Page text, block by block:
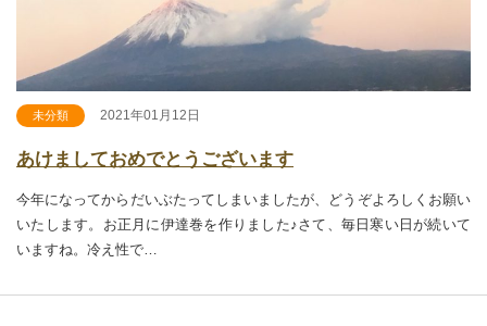
未分類 2021年01月12日
あけましておめでとうございます
今年になってからだいぶたってしまいましたが、どうぞよろしくお願い
いたします。お正月に伊達巻を作りました♪さて、毎日寒い日が続いて
いますね。冷え性で…